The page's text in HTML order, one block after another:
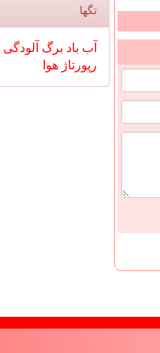
تگها
آب باد برگ آلودگی
رپورتاژ هوا